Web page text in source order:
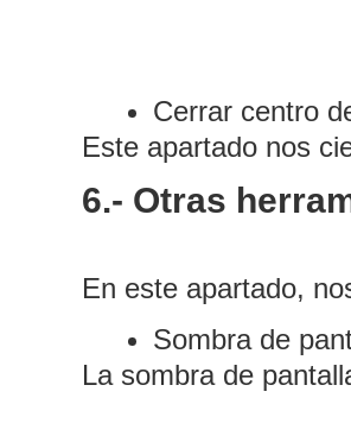
Cerrar centro
Este apartado nos
6.- Otras
En este apartado,
Sombra de
La sombra de